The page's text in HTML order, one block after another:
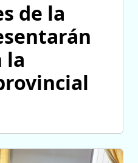
de la
la